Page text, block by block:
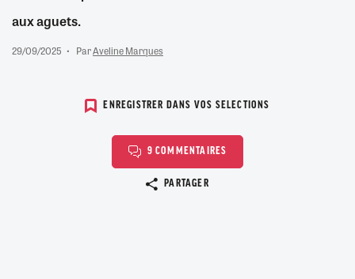
aux aguets.
29/09/2025 ParAveline Marques
ENREGISTRER DANS VOS SELECTIONS
9 COMMENTAIRES
PARTAGER